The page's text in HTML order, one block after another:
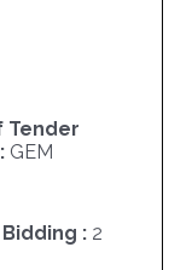
Tender
GEM
: 2